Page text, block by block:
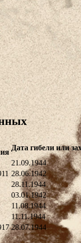
Дата гибели или
21.09.1944
28.06.1942
28.11.1944
03.01.1942
11.08.1944
11.11.1944
28.07.1944